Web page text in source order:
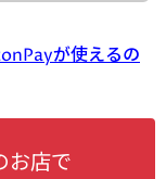
が使えるの
お店で